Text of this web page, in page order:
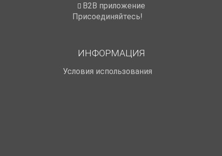
B2B приложение
Присоединяйтесь!
ИНФОРМАЦИЯ
Условия использования